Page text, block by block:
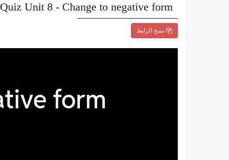
Quiz Unit 8 - Change to negative form
نسخ الرابط